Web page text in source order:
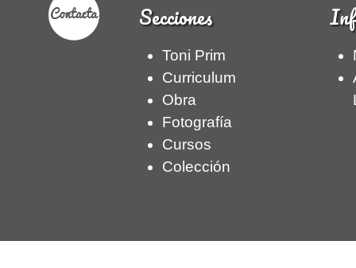
Secciones
Toni Prim
Curriculum
Obra
Fotografía
Cursos
Colección